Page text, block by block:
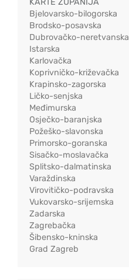
KARTE ŽUPANIJA
Bjelovarsko-bilogorska
Brodsko-posavska
Dubrovačko-neretvanska
Istarska
Karlovačka
Koprivničko-križevačka
Krapinsko-zagorska
Ličko-senjska
Međimurska
Osječko-baranjska
Požeško-slavonska
Primorsko-goranska
Sisačko-moslavačka
Splitsko-dalmatinska
Varaždinska
Virovitičko-podravska
Vukovarsko-srijemska
Zadarska
Zagrebačka
Šibensko-kninska
Grad Zagreb